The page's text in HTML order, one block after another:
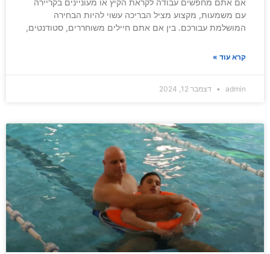
עם משמעות, מקצוע מציל הבריכה עשוי להיות הבחירה
המושלמת עבורכם. בין אם אתם חיילים משוחררים, סטודנטים,
קרא עוד »
admin דצמבר 12, 2024